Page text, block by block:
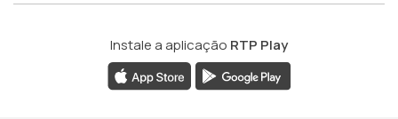
Instale a aplicação RTP Play